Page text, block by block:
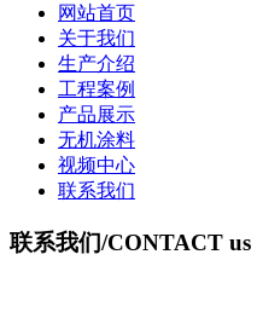
网站首页
关于我们
生产介绍
工程案例
产品展示
无机涂料
视频中心
联系我们
联系我们/CONTACT us